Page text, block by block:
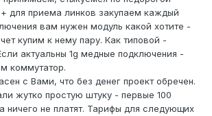
для приема линков закупаем каждый
вам нужен модуль какой хотите -
купим к нему пару. Как типовой -
актуальны 1g медные подключения -
коммутатор.
с Вами, что без денег проект обречен.
жутко простую штуку - первые 100
ничего не платят. Тарифы для следующих